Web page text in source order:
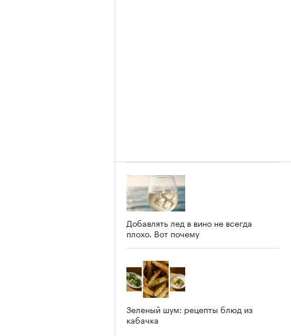
Добавлять лед в вино не всегда
плохо. Вот почему
Зеленый шум: рецепты блюд из
кабачка